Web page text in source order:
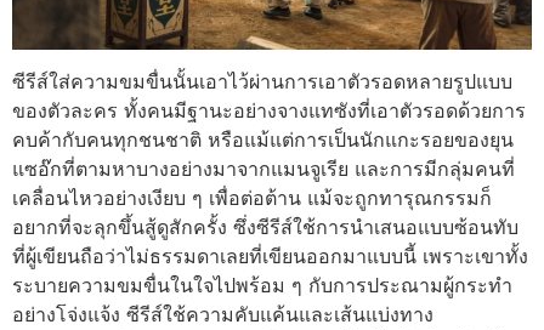
ซีรีส์ใส่ความขมขื่นนั้นเอาไว้ผ่านการเอาตัวรอดหลายรูปแบบ
ของตัวละคร ทั้งคนมีฐานะอย่างจางแทซังที่เอาตัวรอดด้วยการ
คบค้ากับคนทุกชนชาติ หรือแม้แต่การเป็นนักแกะรอยของยุน
แซอ๊กที่ตามหาบางอย่างมาจากแมนจูเรีย และการมีกลุ่มคนที่
เคลื่อนไหวอย่างเงียบ ๆ เพื่อต่อต้าน แม้จะถูกทารุณกรรมก็
อยากที่จะลุกขึ้นสู้ดูสักครั้ง ซึ่งซีรีส์ใช้การนำเสนอแบบซ้อนทับ
ที่ผู้เขียนถือว่าไม่ธรรมดาเลยที่เขียนออกมาแบบนี้ เพราะเขาทั้ง
ระบายความขมขื่นในใจไปพร้อม ๆ กับการประณามผู้กระทำ
อย่างโจ่งแจ้ง ซีรีส์ใช้ความคับแค้นและเส้นแบ่งทาง